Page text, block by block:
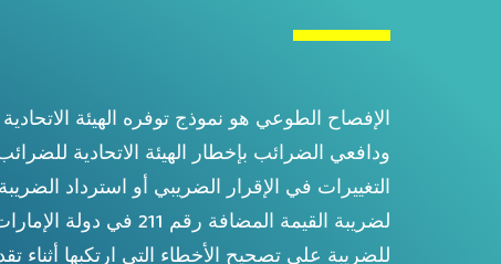
ودافعي الضرائب بإخطار الهيئة الاتحادية
التغييرات في الإقرار الضريبي أو استرداد
لضريبة القيمة المضافة